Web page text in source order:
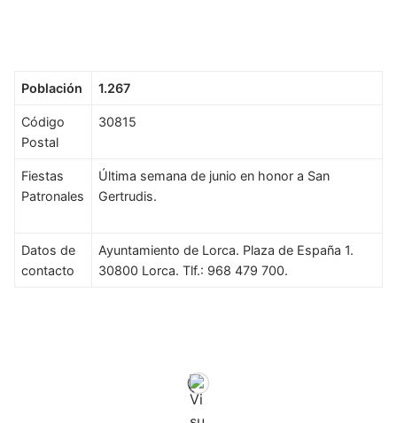
Población 1.267
Código
Postal
30815
Fiestas
Patronales
Última semana de junio en honor a San
Gertrudis.
Datos de
contacto
Ayuntamiento de Lorca. Plaza de España 1.
30800 Lorca. Tlf.: 968 479 700.